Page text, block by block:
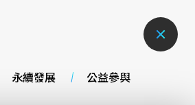
永續發展 公益參與